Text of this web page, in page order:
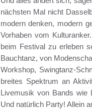
nächsten Mal nicht
modern denken, modern
Vorhaben vom
beim Festival zu erleben
Bauchtanz, von
Workshop, Swingtanz-
breites Spektrum an
Livemusik von Bands wie
Und natürlich Party! Allein